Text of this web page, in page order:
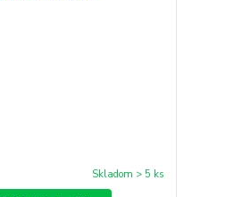
Skladom > 5 ks